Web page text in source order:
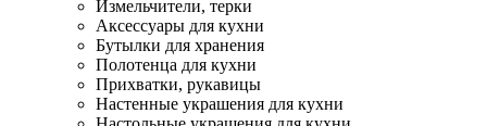
Измельчители, терки
Аксессуары для кухни
Бутылки для хранения
Полотенца для кухни
Прихватки, рукавицы
Настенные украшения для кухни